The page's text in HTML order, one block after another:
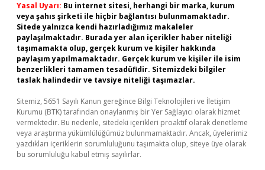
Yasal Uyarı: Bu internet sitesi, herhangi bir marka, kurum
veya şahıs şirketi ile hiçbir bağlantısı bulunmamaktadır.
Sitede yalnızca kendi hazırladığımız makaleler
paylaşılmaktadır. Burada yer alan içerikler haber niteliği
taşımamakta olup, gerçek kurum ve kişiler hakkında
paylaşım yapılmamaktadır. Gerçek kurum ve kişiler ile isim
benzerlikleri tamamen tesadüfidir. Sitemizdeki bilgiler
taslak halindedir ve tavsiye niteliği taşımazlar.
Sitemiz, 5651 Sayılı Kanun gereğince Bilgi Teknolojileri ve İletişim
Kurumu (BTK) tarafından onaylanmış bir Yer Sağlayıcı olarak hizmet
vermektedir. Bu nedenle, sitedeki içerikleri proaktif olarak denetleme
veya araştırma yükümlülüğümüz bulunmamaktadır. Ancak, üyelerimiz
yazdıkları içeriklerin sorumluluğunu taşımakta olup, siteye üye olarak
bu sorumluluğu kabul etmiş sayılırlar.